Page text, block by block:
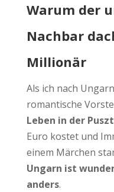
Warum der
Nachbar
Millionär
Als ich nach
romantische
Leben in der
Euro kostet und
einem Märchen
Ungarn ist
anders.